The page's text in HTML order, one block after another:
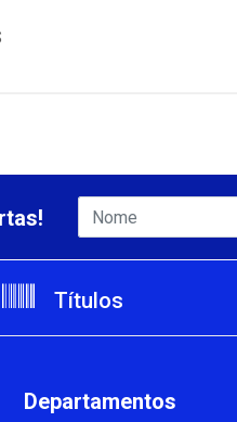
Títulos
Departamentos